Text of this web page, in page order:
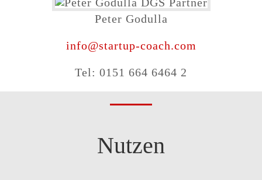
Peter Godulla
info@startup-coach.com
Tel: 0151 664 6464 2
Nutzen